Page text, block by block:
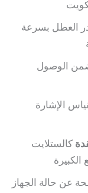
العطل بسرعة
الوصول
الإشارة
كالستلايت
عن حالة الجهاز